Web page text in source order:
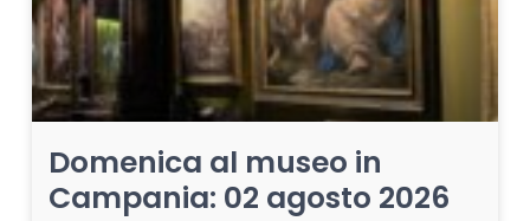
Domenica al museo in
Campania: 02 agosto 2026